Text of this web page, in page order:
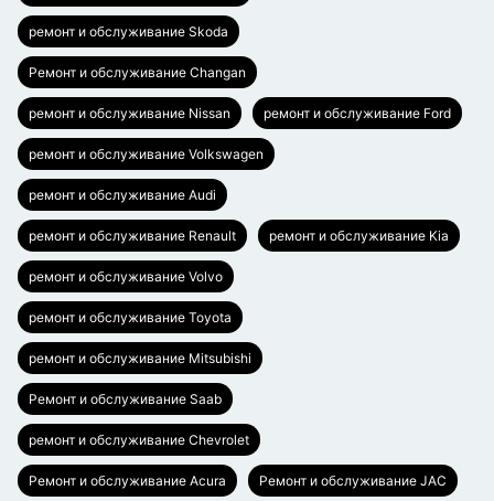
ремонт и обслуживание Skoda
Ремонт и обслуживание Changan
ремонт и обслуживание Nissan ремонт и обслуживание Ford
ремонт и обслуживание Volkswagen
ремонт и обслуживание Audi
ремонт и обслуживание Renault ремонт и обслуживание Kia
ремонт и обслуживание Volvo
ремонт и обслуживание Toyota
ремонт и обслуживание Mitsubishi
Ремонт и обслуживание Saab
ремонт и обслуживание Chevrolet
Ремонт и обслуживание Acura Ремонт и обслуживание JAC